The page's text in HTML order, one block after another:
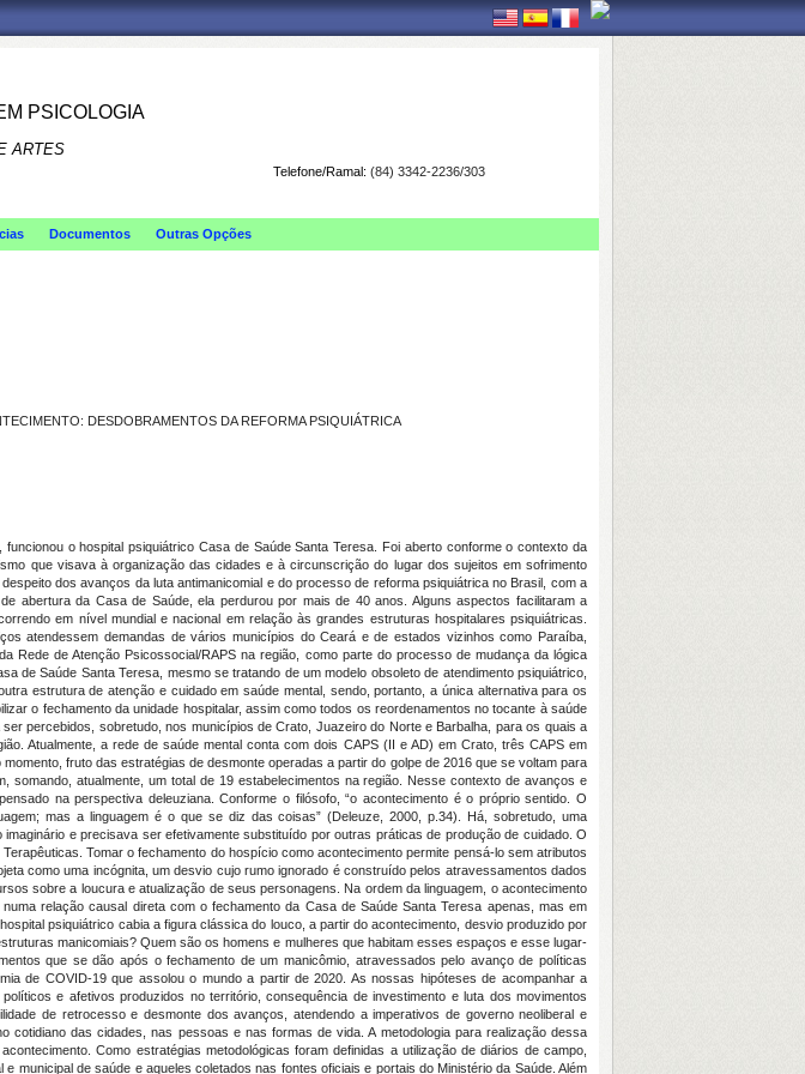
PSICOLOGIA
ARTES
Telefone/Ramal: (84) 3342-2236/303
Documentos Outras Opções
DESDOBRAMENTOS DA REFORMA PSIQUIÁTRICA
o hospital psiquiátrico Casa de Saúde Santa Teresa. Foi aberto conforme o contexto da
que visava à organização das cidades e à circunscrição do lugar dos sujeitos em sofrimento
dos avanços da luta antimanicomial e do processo de reforma psiquiátrica no Brasil, com a
abertura da Casa de Saúde, ela perdurou por mais de 40 anos. Alguns aspectos facilitaram a
em nível mundial e nacional em relação às grandes estruturas hospitalares psiquiátricas.
atendessem demandas de vários municípios do Ceará e de estados vizinhos como Paraíba,
Rede de Atenção Psicossocial/RAPS na região, como parte do processo de mudança da lógica
Saúde Santa Teresa, mesmo se tratando de um modelo obsoleto de atendimento psiquiátrico,
estrutura de atenção e cuidado em saúde mental, sendo, portanto, a única alternativa para os
o fechamento da unidade hospitalar, assim como todos os reordenamentos no tocante à saúde
percebidos, sobretudo, nos municípios de Crato, Juazeiro do Norte e Barbalha, para os quais a
Atualmente, a rede de saúde mental conta com dois CAPS (II e AD) em Crato, três CAPS em
fruto das estratégias de desmonte operadas a partir do golpe de 2016 que se voltam para
somando, atualmente, um total de 19 estabelecimentos na região. Nesse contexto de avanços e
na perspectiva deleuziana. Conforme o filósofo, “o acontecimento é o próprio sentido. O
mas a linguagem é o que se diz das coisas” (Deleuze, 2000, p.34). Há, sobretudo, uma
e precisava ser efetivamente substituído por outras práticas de produção de cuidado. O
Tomar o fechamento do hospício como acontecimento permite pensá-lo sem atributos
como uma incógnita, um desvio cujo rumo ignorado é construído pelos atravessamentos dados
sobre a loucura e atualização de seus personagens. Na ordem da linguagem, o acontecimento
relação causal direta com o fechamento da Casa de Saúde Santa Teresa apenas, mas em
psiquiátrico cabia a figura clássica do louco, a partir do acontecimento, desvio produzido por
manicomiais? Quem são os homens e mulheres que habitam esses espaços e esse lugar-
que se dão após o fechamento de um manicômio, atravessados pelo avanço de políticas
de COVID-19 que assolou o mundo a partir de 2020. As nossas hipóteses de acompanhar a
e afetivos produzidos no território, consequência de investimento e luta dos movimentos
de retrocesso e desmonte dos avanços, atendendo a imperativos de governo neoliberal e
das cidades, nas pessoas e nas formas de vida. A metodologia para realização dessa
Como estratégias metodológicas foram definidas a utilização de diários de campo,
de saúde e aqueles coletados nas fontes oficiais e portais do Ministério da Saúde. Além